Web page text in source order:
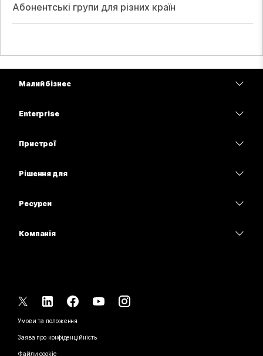
Абонентські групи для різних країн
Малий бізнес
Enterprise
Контакт-центр
Пристрої
Аксесуари
Рішення для
Робота з клієнтами
Ресурси
Компанія
Зв’язатися з відділом продажу
Умови та положення
Заява про конфіденційність
Файли cookie